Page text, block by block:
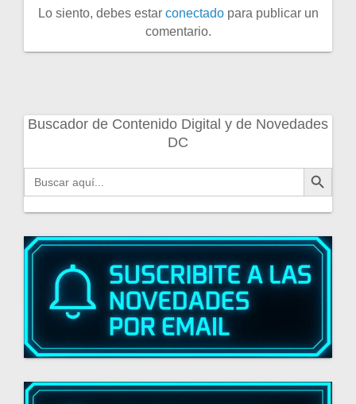
Lo siento, debes estar conectadopara publicar un
comentario.
Buscador de Contenido Digital y de Novedades
DC
Buscar: Botón de búsqueda